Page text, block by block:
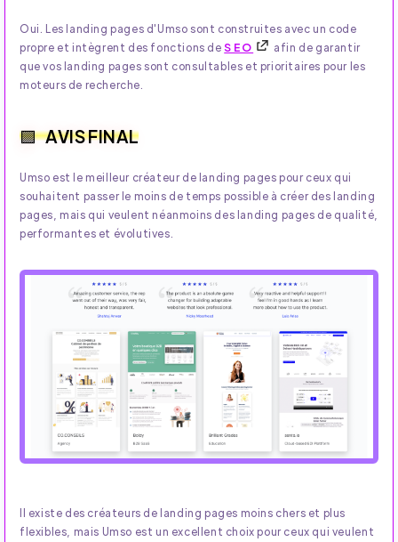
Oui. Les landing pages d'Umso sont construites avec un code
propre et intègrent des fonctions deSEO
afin de garantir
que vos landing pages sont consultables et prioritaires pour les
moteurs de recherche.
AVIS FINAL
Umso est le meilleur créateur de landing pages pour ceux qui
souhaitent passer le moins de temps possible à créer des landing
pages, mais qui veulent néanmoins des landing pages de qualité,
performantes et évolutives.
Il existe des créateurs de landing pages moins chers et plus
flexibles, mais Umso est un excellent choix pour ceux qui veulent